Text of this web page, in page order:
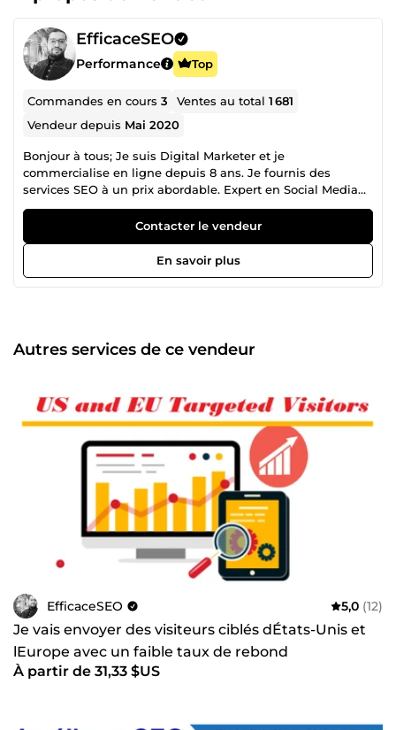
EfficaceSEO
Performance Top
Commandes en cours3 Ventes au total1 681
Vendeur depuis Mai 2020
Bonjour à tous; Je suis Digital Marketer et je
commercialise en ligne depuis 8 ans. Je fournis des
services SEO à un prix abordable. Expert en Social Media
Marketing et référenceur de milliers compte GOOGLE MY
BUSINESS (GMB ), INSTAGRAM, TIKTOK, FACEBOOK, SITES
WEB, et chaîne YOUTUBE avec des solutions sur mesure
pour vous différencier en web. Plus de 1600+ Commandes
terminées !! Passez votre commande maintenant !
Contacter le vendeur
En savoir plus
Autres services de ce vendeur
EfficaceSEO 5,0 (12)
Je vais envoyer des visiteurs ciblés dÉtats-Unis et
lEurope avec un faible taux de rebond
À partir de 31,33 $US